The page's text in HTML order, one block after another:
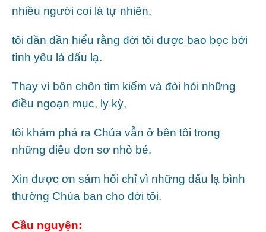
nhiều người coi là tự nhiên,
tôi dần dần hiểu rằng đời tôi được bao bọc bởi
tình yêu là dấu lạ.
Thay vì bôn chôn tìm kiếm và đòi hỏi những
điều ngoạn mục, ly kỳ,
tôi khám phá ra Chúa vẫn ở bên tôi trong
những điều đơn sơ nhỏ bé.
Xin được ơn sám hối chỉ vì những dấu lạ bình
thường Chúa ban cho đời tôi.
Cầu nguyện: